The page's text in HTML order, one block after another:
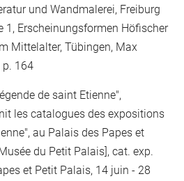
und Wandmalerei, Freiburg
1, Erscheinungsformen Höfischer
Mittelalter, Tübingen, Max
p. 164
de saint Etienne",
les catalogues des expositions
au Palais des Papes et
du Petit Palais], cat. exp.
et Petit Palais, 14 juin - 28